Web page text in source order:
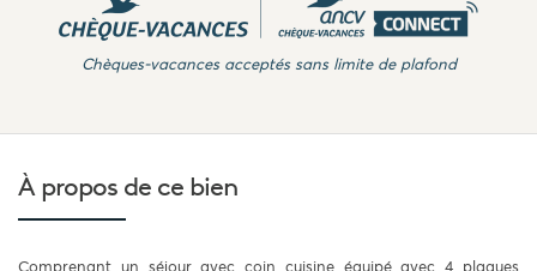
Chèques-vacances acceptés sans limite de plafond
À propos de ce bien
Comprenant un séjour avec coin cuisine équipé avec 4 plaques